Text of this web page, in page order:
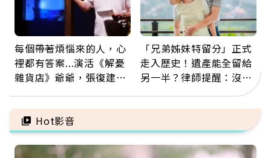
每個帶著煩惱來的人，心
裡都有答案...演活《解憂
雜貨店》爺爺，張復建：
善待自己
「兄弟姊妹特留分」正式
走入歷史！遺產能全留給
另一半？律師提醒：沒做
Hot影音